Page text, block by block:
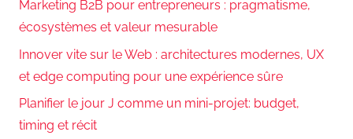
Marketing B2B pour entrepreneurs : pragmatisme,
écosystèmes et valeur mesurable
Innover vite sur le Web : architectures modernes, UX
et edge computing pour une expérience sûre
Planifier le jour J comme un mini-projet: budget,
timing et récit